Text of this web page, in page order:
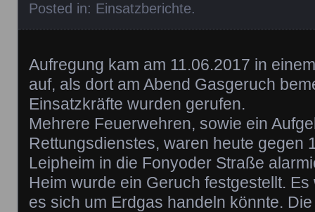
Posted in: Einsatzberichte.
Aufregung kam am 11.06.2017 in
auf, als dort am Abend Gasgeruch
Einsatzkräfte wurden gerufen.
Mehrere Feuerwehren, sowie ein
Rettungsdienstes, waren heute gegen
Leipheim in die Fonyoder Straße
Heim wurde ein Geruch festgestellt.
es sich um Erdgas handeln könnte.